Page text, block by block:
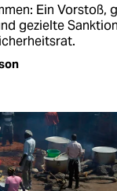
Ein Vorstoß,
gezielte